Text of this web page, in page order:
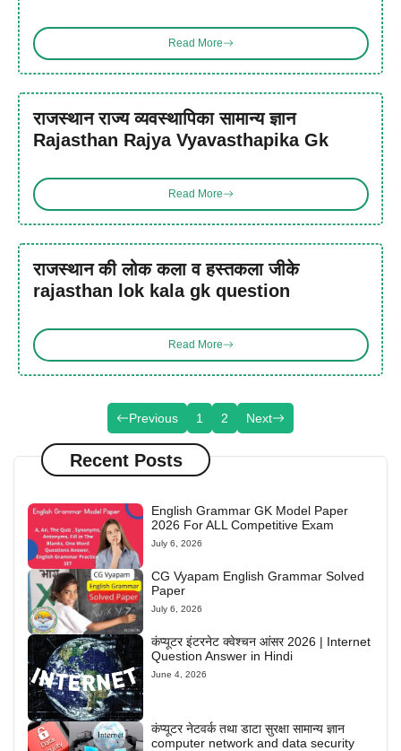
Read More
राजस्थान राज्य व्यवस्थापिका सामान्य ज्ञान
Rajasthan Rajya Vyavasthapika Gk
Read More
राजस्थान की लोक कला व हस्तकला जीके
rajasthan lok kala gk question
Read More
Previous 1 2 Next
Recent Posts
English Grammar GK Model Paper
2026 For ALL Competitive Exam
July 6, 2026
CG Vyapam English Grammar Solved
Paper
July 6, 2026
कंप्यूटर इंटरनेट क्वेश्चन आंसर 2026 | Internet
Question Answer in Hindi
June 4, 2026
कंप्यूटर नेटवर्क तथा डाटा सुरक्षा सामान्य ज्ञान
computer network and data security